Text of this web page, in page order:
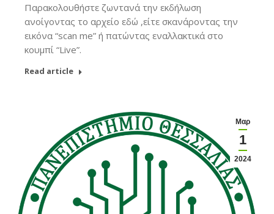
Παρακολουθήστε ζωντανά την εκδήλωση
ανοίγοντας το αρχείο εδώ ,είτε σκανάροντας την
εικόνα “scan me” ή πατώντας εναλλακτικά στο
κουμπί “Live”.
Read article
Μαρ
1
2024